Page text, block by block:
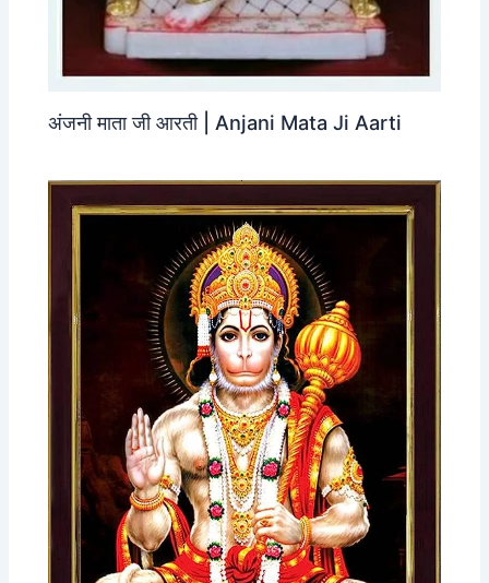
अंजनी माता जी आरती | Anjani Mata Ji Aarti